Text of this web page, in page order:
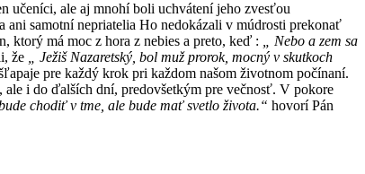
učeníci, ale aj mnohí boli uchvátení jeho zvesťou
ani samotní nepriatelia Ho nedokázali v múdrosti prekonať
ktorý má moc z hora z nebies a preto, keď :
„ Nebo a zem sa
že
„ Ježiš Nazaretský, bol muž prorok, mocný v skutkoch
pre každý krok pri každom našom životnom počínaní.
i do ďalších dní, predovšetkým pre večnosť. V pokore
chodiť v tme, ale bude mať svetlo života.“ hovorí Pán